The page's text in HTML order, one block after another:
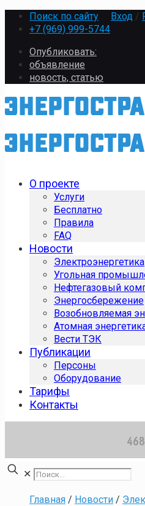
Поиск по сайту Вход /
+7 (969) 999-5744
Опубликовать:
объявление
новость, статью
О проекте
Услуги
Бесплатно
Правила
FAQ
Новости
Электроэнергетика
Угольная
Нефтегазовый
Энергосбережение
Возобновляемая
Атомная
Вести ТЭК
Публикации
Персоны
Оборудование
Тарифы
Контакты
✕
Главная / Новости /